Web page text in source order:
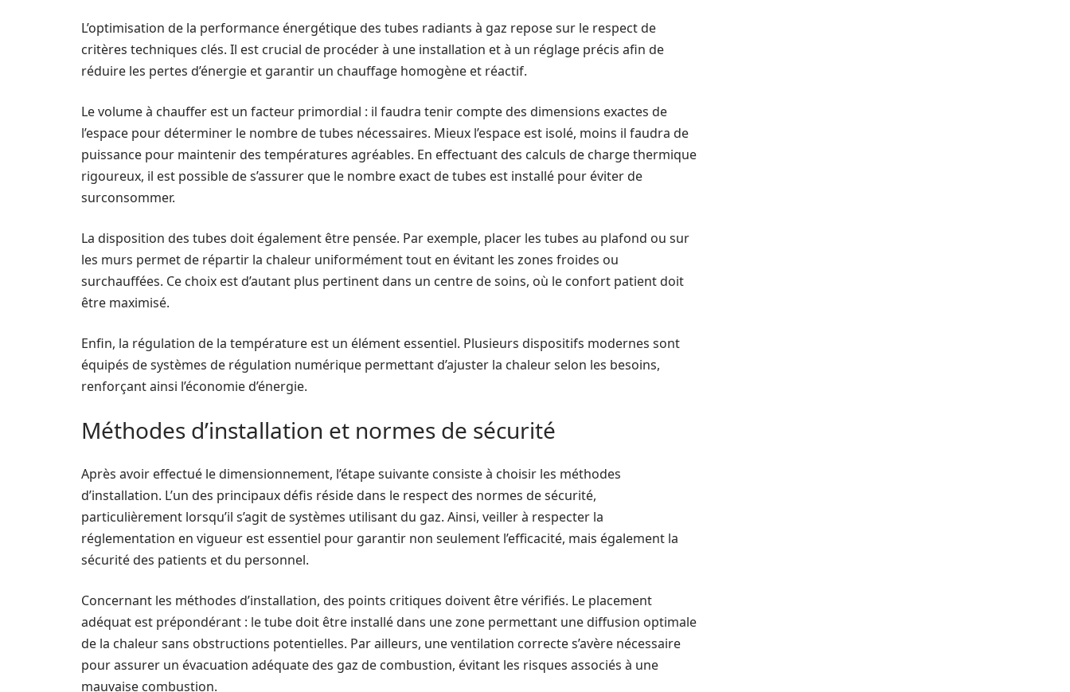
L’optimisation de la performance énergétique des tubes radiants à gaz repose sur le respect de
critères techniques clés. Il est crucial de procéder à une installation et à un réglage précis afin de
réduire les pertes d’énergie et garantir un chauffage homogène et réactif.
Le volume à chauffer est un facteur primordial : il faudra tenir compte des dimensions exactes de
l’espace pour déterminer le nombre de tubes nécessaires. Mieux l’espace est isolé, moins il faudra de
puissance pour maintenir des températures agréables. En effectuant des calculs de charge thermique
rigoureux, il est possible de s’assurer que le nombre exact de tubes est installé pour éviter de
surconsommer.
La disposition des tubes doit également être pensée. Par exemple, placer les tubes au plafond ou sur
les murs permet de répartir la chaleur uniformément tout en évitant les zones froides ou
surchauffées. Ce choix est d’autant plus pertinent dans un centre de soins, où le confort patient doit
être maximisé.
Enfin, la régulation de la température est un élément essentiel. Plusieurs dispositifs modernes sont
équipés de systèmes de régulation numérique permettant d’ajuster la chaleur selon les besoins,
renforçant ainsi l’économie d’énergie.
Méthodes d’installation et normes de sécurité
Après avoir effectué le dimensionnement, l’étape suivante consiste à choisir les méthodes
d’installation. L’un des principaux défis réside dans le respect des normes de sécurité,
particulièrement lorsqu’il s’agit de systèmes utilisant du gaz. Ainsi, veiller à respecter la
réglementation en vigueur est essentiel pour garantir non seulement l’efficacité, mais également la
sécurité des patients et du personnel.
Concernant les méthodes d’installation, des points critiques doivent être vérifiés. Le placement
adéquat est prépondérant : le tube doit être installé dans une zone permettant une diffusion optimale
de la chaleur sans obstructions potentielles. Par ailleurs, une ventilation correcte s’avère nécessaire
pour assurer un évacuation adéquate des gaz de combustion, évitant les risques associés à une
mauvaise combustion.